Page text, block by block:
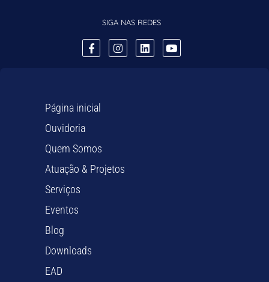
SIGA NAS REDES
Página inicial
Ouvidoria
Quem Somos
Atuação & Projetos
Serviços
Eventos
Blog
Downloads
EAD